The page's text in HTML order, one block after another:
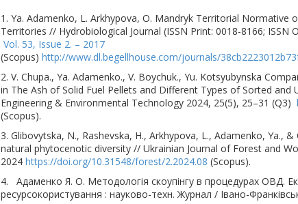
1. Ya. Adamenko, L. Arkhypova, O. Mandryk Territorial
Territories // Hydrobiological Journal (ISSN Print: 0018-8166; ISSN
Vol. 53, Issue 2. – 2017
(Scopus)http://www.dl.begellhouse.com/journals/
2. V. Chupa., Ya. Adamenko., V. Boychuk., Yu. Kotsyubynska
in The Ash of Solid Fuel Pellets and Different Types of Sorted
Engineering & Environmental Technology 2024, 25(5), 25–31 (Q3)
(Scopus).
3. Glibovytska, N., Rashevska, H., Arkhypova, L., Adamenko, Ya.,
natural phytocenotic diversity // Ukrainian Journal of Forest and
2024https://doi.org/10.31548/forest/2.2024.08 (Scopus).
4. Адаменко Я. О. Методологія скоупінгу в процедурах ОВД.
ресурсокористування : науково-техн. Журнал / Івано-